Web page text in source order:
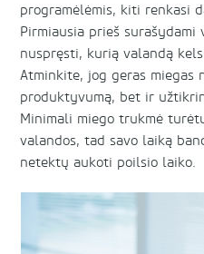
programėlėmis, kiti renkasi
Pirmiausia prieš
nuspręsti, kurią valandą
Atminkite, jog geras miegas
produktyvumą, bet ir
Minimali miego trukmė
valandos, tad savo laiką
netektų aukoti poilsio laiko.